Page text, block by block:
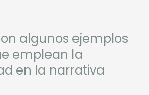
algunos ejemplos
emplean la
en la narrativa